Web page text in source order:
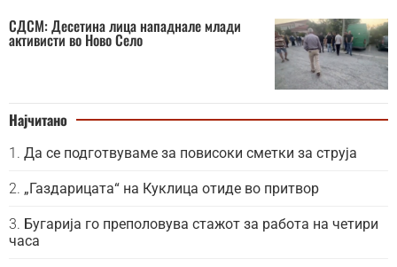
СДСМ: Десетина лица нападнале млади
активисти во Ново Село
Најчитано
Да се подготвуваме за повисоки сметки за струја
„Газдарицата“ на Куклица отиде во притвор
Бугарија го преполовува стажот за работа на четири
часа